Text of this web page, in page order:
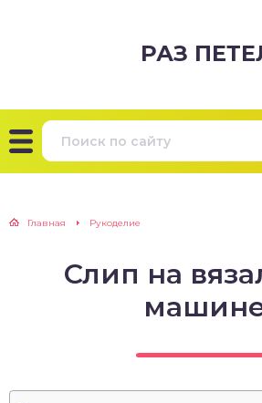
РАЗ
Главная Рукоделие
Слип на